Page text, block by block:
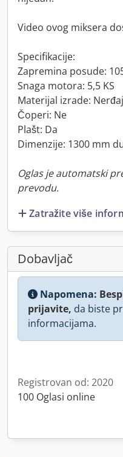
Video ovog miksera
Specifikacije:
Zapremina posude:
Snaga motora: 5,5 KS
Materijal izrade:
Čoperi: Ne
Plašt: Da
Dimenzije: 1300 mm
Oglas je automatski
prevodu.
Zatražite više
Dobavljač
Napomena:
prijavite, da biste
informacijama.
Registrovan od: 2020
100 Oglasi online